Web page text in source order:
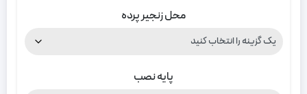
محل زنجیر پرده
پایه نصب